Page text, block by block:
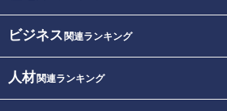
ビジネス 関連ランキング
人材関連ランキング